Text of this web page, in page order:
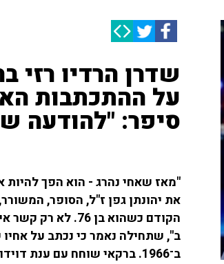
שדרן הרדיו רזי
על ההתכתבות
סיפר: "להודעה
"מאז שאחי נהרג - הוא הפך להיות
את יהונתן גפן ז"ל, הסופר,
הקודם כשהוא בן
ב'', שתחילה נאמר כי נכתב על
ב־1966. ברקאי שוחח עם ענת דוידוב וניסים משעל וספד לגפן.